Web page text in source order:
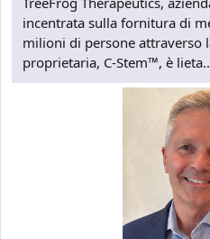
incentrata sulla fornitura di
milioni di persone attraverso
proprietaria, C-Stem™, è